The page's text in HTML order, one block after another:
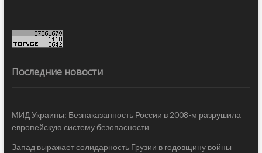
Последние новости
МИД Украины: Безнаказанность России в 2008-м разрушила
европейскую систему безопасности
Запад выражает солидарность Грузии в годовщину войны